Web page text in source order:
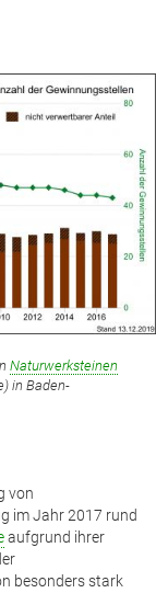
Naturwerksteinen
in Baden-
von
im Jahr 2017 rund
aufgrund ihrer
besonders stark